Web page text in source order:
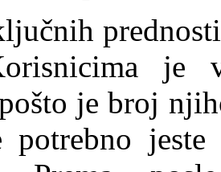
je
je broj
potrebno